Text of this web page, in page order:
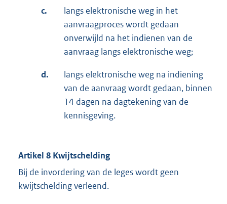
c.
langs elektronische weg in het
aanvraagproces wordt gedaan
onverwijld na het indienen van de
aanvraag langs elektronische weg;
d.
langs elektronische weg na indiening
van de aanvraag wordt gedaan, binnen
14 dagen na dagtekening van de
kennisgeving.
Artikel 8 Kwijtschelding
Bij de invordering van de leges wordt geen
kwijtschelding verleend.